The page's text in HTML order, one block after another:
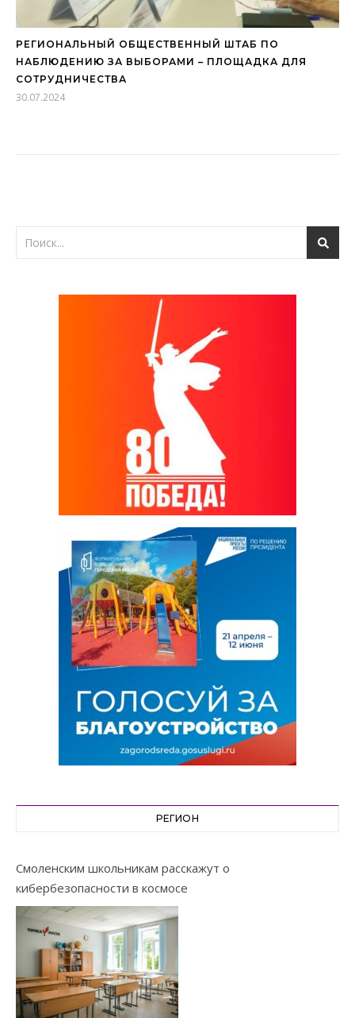
РЕГИОНАЛЬНЫЙ ОБЩЕСТВЕННЫЙ ШТАБ ПО
НАБЛЮДЕНИЮ ЗА ВЫБОРАМИ – ПЛОЩАДКА ДЛЯ
СОТРУДНИЧЕСТВА
30.07.2024
РЕГИОН
Смоленским школьникам расскажут о
кибербезопасности в космосе